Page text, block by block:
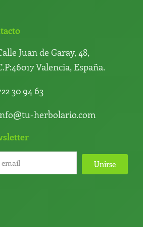
Juan de Garay, 48,
Valencia, España.
30 94 63
herbolario.com
Unirse